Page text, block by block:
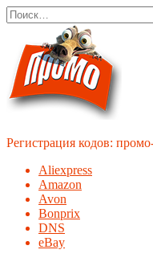
Перейти
к
содержанию
Search
for:
Регистрация кодов:
Aliexpress
Amazon
Avon
Bonprix
DNS
eBay